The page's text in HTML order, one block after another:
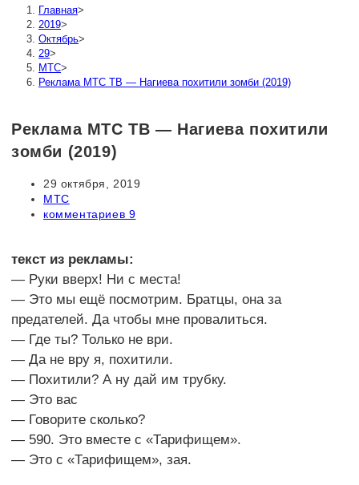
Главная>
2019>
Октябрь>
29>
МТС>
Реклама МТС ТВ — Нагиева похитили зомби (2019)
Реклама МТС ТВ — Нагиева похитили
зомби (2019)
Запись
опубликована:
29 октября, 2019
Рубрика
записи:
МТС
Комментарии
комментариев 9
текст из рекламы:
— Руки вверх! Ни с места!
— Это мы ещё посмотрим. Братцы, она за
предателей. Да чтобы мне провалиться.
— Где ты? Только не ври.
— Да не вру я, похитили.
— Похитили? А ну дай им трубку.
— Это вас
— Говорите сколько?
— 590. Это вместе с «Тарифищем».
— Это с «Тарифищем», зая.